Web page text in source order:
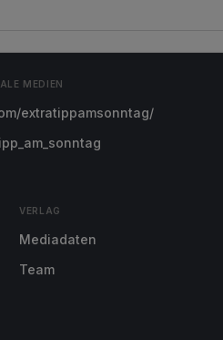
MEDIEN
extratippamsonntag/
VERLAG
Mediadaten
Team